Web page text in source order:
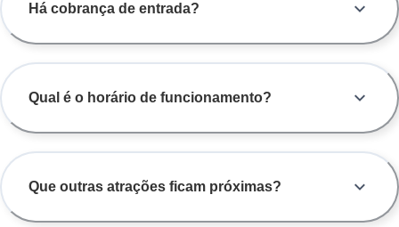
Há cobrança de entrada?
Qual é o horário de funcionamento?
Que outras atrações ficam próximas?